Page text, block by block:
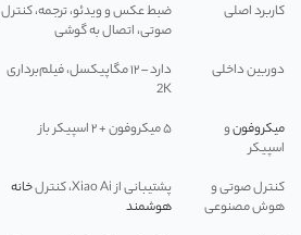
کاربرد اصلی
ضبط عکس و ویدئو، ترجمه، کنترل
صوتی، اتصال به گوشی
دوربین داخلی
دارد – ۱۲ مگاپیکسل، فیلم‌برداری
2K
میکروفونو
اسپیکر
۵ میکروفون + ۲ اسپیکر باز
کنترل صوتی و
هوش مصنوعی
پشتیبانی از Xiao Ai، کنترل
خانه
هوشمند